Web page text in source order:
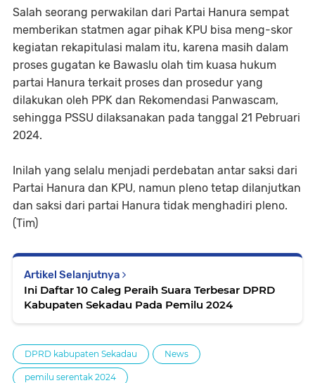
Salah seorang perwakilan dari Partai Hanura sempat
memberikan statmen agar pihak KPU bisa meng-skor
kegiatan rekapitulasi malam itu, karena masih dalam
proses gugatan ke Bawaslu olah tim kuasa hukum
partai Hanura terkait proses dan prosedur yang
dilakukan oleh PPK dan Rekomendasi Panwascam,
sehingga PSSU dilaksanakan pada tanggal 21 Pebruari
2024.
Inilah yang selalu menjadi perdebatan antar saksi dari
Partai Hanura dan KPU, namun pleno tetap dilanjutkan
dan saksi dari partai Hanura tidak menghadiri pleno.
(Tim)
Artikel Selanjutnya
Ini Daftar 10 Caleg Peraih Suara Terbesar DPRD
Kabupaten Sekadau Pada Pemilu 2024
DPRD kabupaten Sekadau News
pemilu serentak 2024